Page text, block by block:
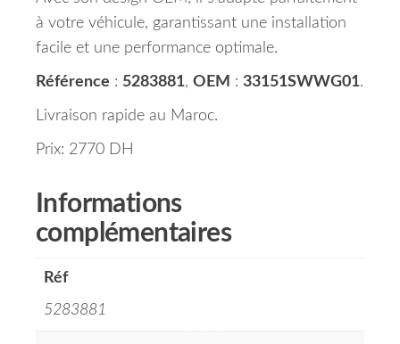
à votre véhicule, garantissant une installation
facile et une performance optimale.
Référence : 5283881, OEM : 33151SWWG01.
Livraison rapide au Maroc.
Prix: 2770 DH
Informations
complémentaires
Réf
5283881